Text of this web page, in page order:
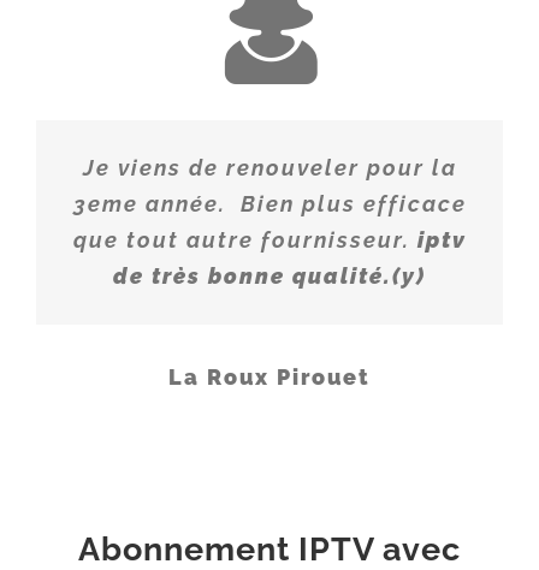
FR - WEO PICARDIE FHD
FR - VIA OCCITANIE TOULOUSE FHD
FR - MEZZO LIVE FHD
Je viens de renouveler pour la
3eme année. Bien plus efficace
que tout autre fournisseur.iptv
de très bonne qualité.(y)
La Roux Pirouet
Abonnement IPTV avec